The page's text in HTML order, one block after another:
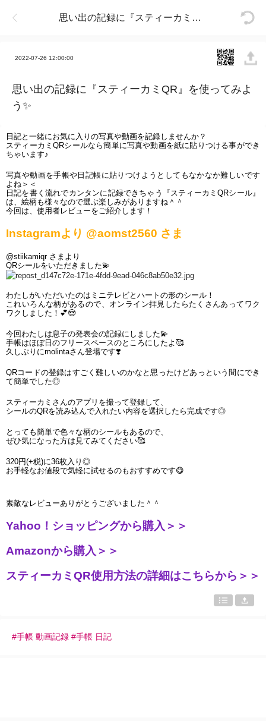
思い出の記録に『スティーカミQR』を使ってみよう✨
2022-07-26 12:00:00
思い出の記録に『スティーカミQR』を使ってみよ
う✨
日記と一緒にお気に入りの写真や動画を記録しませんか？
スティーカミQRシールなら簡単に写真や動画を紙に貼りつける事ができ
ちゃいます♪
写真や動画を手帳や日記帳に貼りつけようとしてもなかなか難しいです
よね＞＜
日記を書く流れでカンタンに記録できちゃう『スティーカミQRシール』
は、絵柄も様々なので選ぶ楽しみがありますね＾＾
今回は、使用者レビューをご紹介します！
Instagramより @aomst2560 さま
@stiikamiqr さまより
QRシールをいただきました💫
わたしがいただいたのはミニテレビとハートの形のシール！
これいろんな柄があるので、オンライン拝見したらたくさんあってワク
ワクしました！ 💕😍
今回わたしは息子の発表会の記録にしました💫
手帳はほぼ日のフリースペースのところにしたよ 🥰
久しぶりにmolintaさん登場です❣
QRコードの登録はすごく難しいのかなと思ったけどあっという間にでき
て簡単でした◎
スティーカミさんのアプリを撮って登録して、
シールのQRを読み込んで入れたい内容を選択したら完成です◎
とっても簡単で色々な柄のシールもあるので、
ぜひ気になった方は見てみてください🥰
320円(+税)に36枚入り◎
お手軽なお値段で気軽に試せるのもおすすめです😋
素敵なレビューありがとうございました＾＾
Yahoo！ショッピングから購入＞＞
Amazonから購入＞＞
スティーカミQR使用方法の詳細はこちらから＞＞
#手帳 動画記録 #手帳 日記